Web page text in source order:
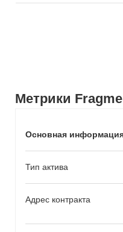
Метрики
Основная
Тип актива
Адрес контракта